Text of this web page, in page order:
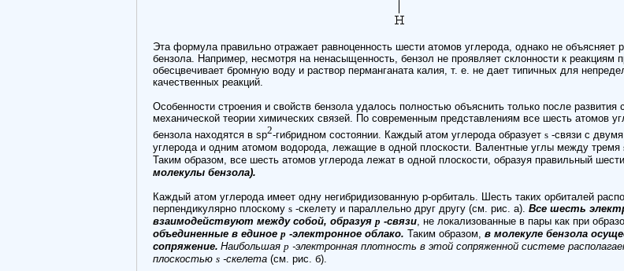
Эта формула правильно отражает равноценность шести атомов углерода, однако не объясняет
бензола. Например, несмотря на ненасыщенность, бензол не проявляет склонности к реакциям
обесцвечивает бромную воду и раствор перманганата калия, т. е. не дает типичных для
качественных реакций.
Особенности строения и свойств бензола удалось полностью объяснить только после развития
механической теории химических связей. По современным представлениям все шесть атомов
бензола находятся в sp2-гибридном состоянии. Каждый атом углерода образует s -связи с
углерода и одним атомом водорода, лежащие в одной плоскости. Валентные углы между тремя
Таким образом, все шесть атомов углерода лежат в одной плоскости, образуя правильный
молекулы бензола).
Каждый атом углерода имеет одну негибридизованную р-орбиталь. Шесть таких орбиталей
перпендикулярно плоскому s -скелету и параллельно друг другу (см. рис. а). Все шесть
взаимодействуют между собой, образуя p -связи , не локализованные в пары как при
объединенные в единое p -электронное облако. Таким образом, в молекуле бензола
сопряжение. Наибольшая p -электронная плотность в этой сопряженной системе
плоскостью s -скелета (см. рис. б).